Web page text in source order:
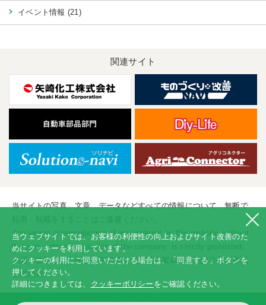
イベント情報 (21)
関連サイト
当サイトの写真、文章、データなどすべての情報について、無断で
Any usage or reproduction of any material on this website, without
the prior written permission of the company, is strictly prohibited.
未經本公司許可、任何人不得擅自使用或複製本網站的圖片、文章或
任何内容。
当ウェブサイトでは、お客様の利便性の向上およびサイト改善のた
めにクッキーを利用しています。
クッキーの利用にご同意いただける場合は、「同意する」ボタンを
押してください。
詳細につきましては、 クッキーポリシー をご確認ください。